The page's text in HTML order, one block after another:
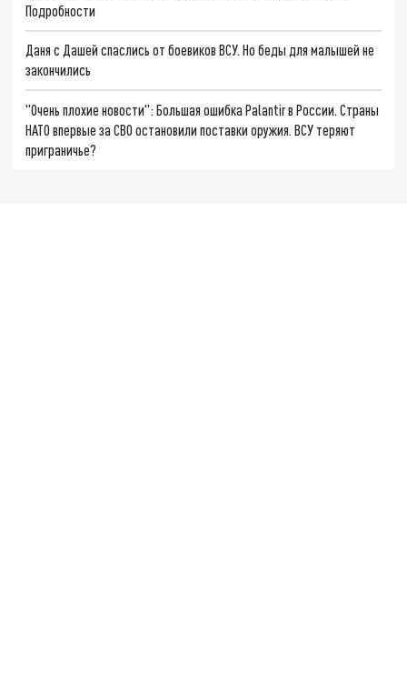
Подробности
Даня с Дашей спаслись от боевиков ВСУ. Но беды для малышей не
закончились
"Очень плохие новости": Большая ошибка Palantir в России. Страны
НАТО впервые за СВО остановили поставки оружия. ВСУ теряют
приграничье?